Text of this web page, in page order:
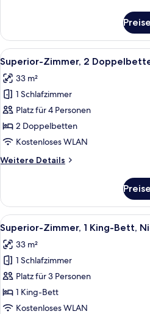
with
Tub
anzeigen
Hearing
Access
Double
Room
with
Tub
Alle
Fotos
für
Superior-
Zimmer,
2 Doppelbetten,
Nichtraucher
5
Superior-Zimmer, 2
33 m²
1 Schlafzimmer
Platz für 4 Personen
2 Doppelbetten
Kostenloses WLAN
Weitere Details
Weitere
Zimmer,
2 Doppelbetten,
Nichtraucher
Alle
Fotos
für
Superior-
Zimmer,
1 King-
Bett,
4
Superior-Zimmer, 1 King-Bett,
33 m²
1 Schlafzimmer
Platz für 3 Personen
1 King-Bett
Kostenloses WLAN